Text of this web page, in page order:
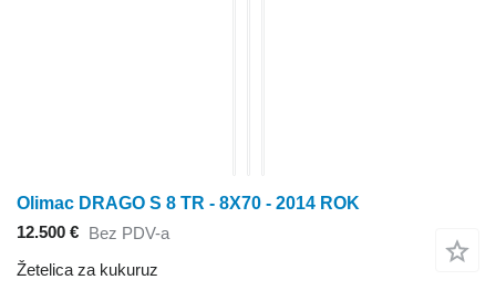
Olimac DRAGO S 8 TR - 8X70 - 2014 ROK
12.500 € Bez PDV-a
Žetelica za kukuruz